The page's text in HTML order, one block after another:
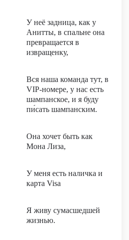
У неё задница, как у
Анитты, в спальне она
превращается в
извращенку,
Вся наша команда тут, в
VIP-номере, у нас есть
шампанское, и я буду
пи́сать шампанским.
Она хочет быть как
Мона Лиза,
У меня есть наличка и
карта Visa
Я живу сумасшедшей
жизнью.